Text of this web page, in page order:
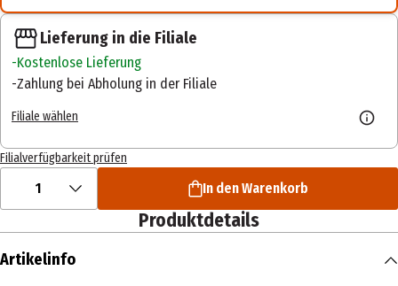
Lieferung in die Filiale
Kostenlose Lieferung
Zahlung bei Abholung in der Filiale
Filiale wählen
Filialverfügbarkeit prüfen
1 In den Warenkorb
Produktdetails
Artikelinfo